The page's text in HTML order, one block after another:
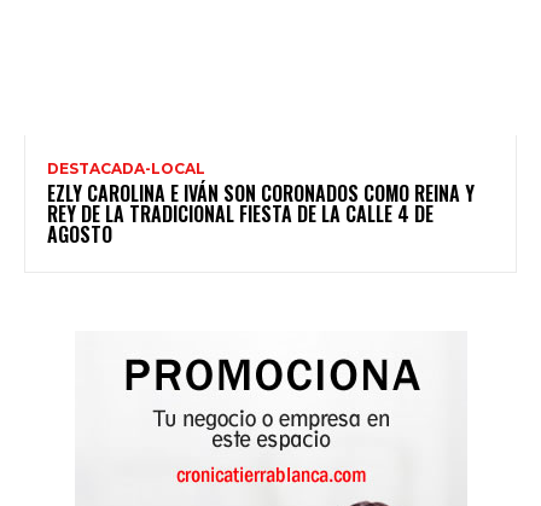
DESTACADA-LOCAL
EZLY CAROLINA E IVÁN SON CORONADOS COMO REINA Y
REY DE LA TRADICIONAL FIESTA DE LA CALLE 4 DE
AGOSTO